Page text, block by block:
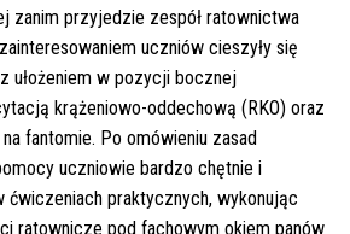
zanim przyjedzie zespół ratownictwa
uczniów cieszyły się
ułożeniem w pozycji bocznej
krążeniowo-oddechową (RKO) oraz
fantomie. Po omówieniu zasad
uczniowie bardzo chętnie i
ćwiczeniach praktycznych, wykonując
ratownicze pod fachowym okiem panów